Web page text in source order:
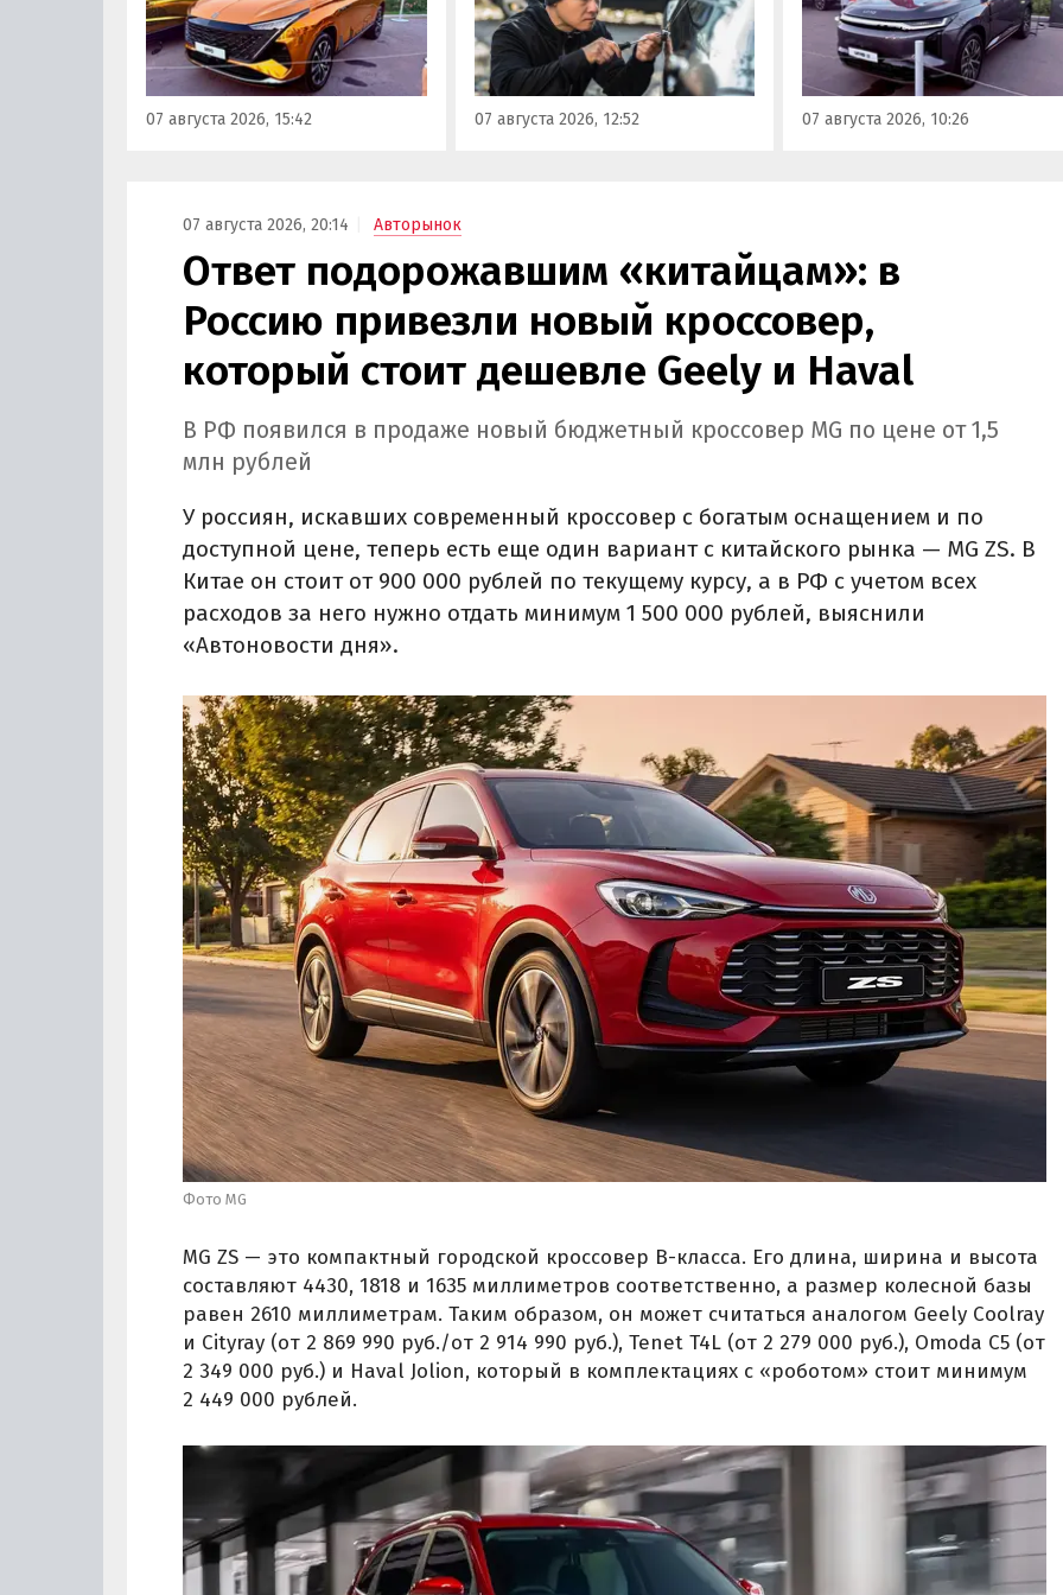
«ПроДвижение» на ВДНХ в
Москве в числе прочих
моделей «Москвича» был
представлен семиместный
кроссовер М90.
07 августа 2026, 15:42
всего сложностей. Из китайских
машин таковыми сегодня
являются модели Li и BYD,
сообщил в эфире радио РБК
учредитель федерального
07 августа 2026, 12:52
кроссовер UMO 8 с полным
приводом. Его уже можно
заказать в двух версиях: Max
5 915 000 рублей и Ultra за 6
000 рублей без учета
07 августа 2026, 10:26
07 августа 2026, 20:14 Авторынок
Ответ подорожавшим «китайцам»: в
Россию привезли новый кроссовер,
который стоит дешевле Geely и Haval
В РФ появился в продаже новый бюджетный кроссовер MG по цене от 1,5
млн рублей
У россиян, искавших современный кроссовер с богатым оснащением и по
доступной цене, теперь есть еще один вариант с китайского рынка — MG ZS. В
Китае он стоит от 900 000 рублей по текущему курсу, а в РФ с учетом всех
расходов за него нужно отдать минимум 1 500 000 рублей, выяснили
«Автоновости дня».
Фото MG
MG ZS — это компактный городской кроссовер B-класса. Его длина, ширина и высота
составляют 4430, 1818 и 1635 миллиметров соответственно, а размер колесной базы
равен 2610 миллиметрам. Таким образом, он может считаться аналогом Geely Coolray
и Cityray (от 2 869 990 руб./от 2 914 990 руб.), Tenet T4L (от 2 279 000 руб.), Omoda C5 (от
2 349 000 руб.) и Haval Jolion, который в комплектациях с «роботом» стоит минимум
2 449 000 рублей.